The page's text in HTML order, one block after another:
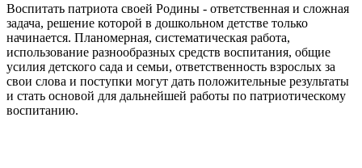
Воспитать патриота своей Родины - ответственная и сложная
задача, решение которой в дошкольном детстве только
начинается. Планомерная, систематическая работа,
использование разнообразных средств воспитания, общие
усилия детского сада и семьи, ответственность взрослых за
свои слова и поступки могут дать положительные результаты
и стать основой для дальнейшей работы по патриотическому
воспитанию.